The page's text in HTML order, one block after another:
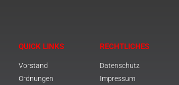
QUICK LINKS
Vorstand
Ordnungen
RECHTLICHES
Datenschutz
Impressum